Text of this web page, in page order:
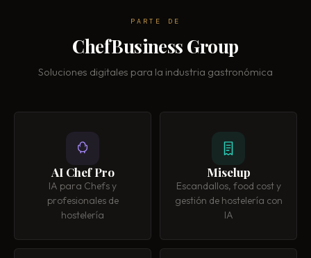
PARTE DE
ChefBusiness Group
Soluciones digitales para la industria gastronómica
AI Chef Pro
IA para Chefs y
profesionales de
hostelería
Miselup
Escandallos, food cost y
gestión de hostelería con
IA